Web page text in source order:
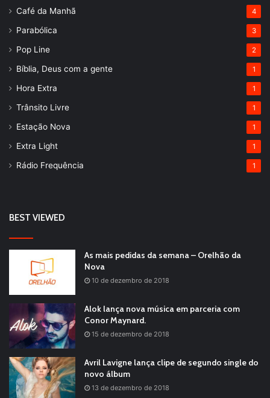
Café da Manhã 4
Parabólica 3
Pop Line 2
Bíblia, Deus com a gente 1
Hora Extra 1
Trânsito Livre 1
Estação Nova 1
Extra Light 1
Rádio Frequência 1
BEST VIEWED
As mais pedidas da semana – Orelhão da
Nova
10 de dezembro de 2018
Alok lança nova música em parceria com
Conor Maynard.
15 de dezembro de 2018
Avril Lavigne lança clipe de segundo single do
novo álbum
13 de dezembro de 2018